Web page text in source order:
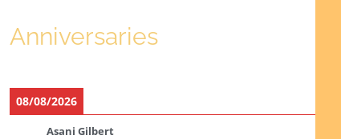
Anniversaries
08/08/2026
Asani Gilbert